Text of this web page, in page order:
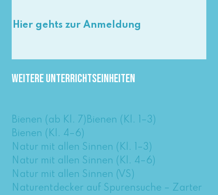
Hier gehts zur Anmeldung
Weitere Unterrichtseinheiten
Bienen (ab Kl. 7) Bienen (Kl. 1–3)
Bienen (Kl. 4–6)
Natur mit allen Sinnen (Kl. 1–3)
Natur mit allen Sinnen (Kl. 4–6)
Natur mit allen Sinnen (VS)
Naturentdecker auf Spurensuche – Zarter